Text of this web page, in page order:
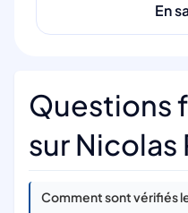
En
Questions
sur Nicolas
Comment sont vérifiés